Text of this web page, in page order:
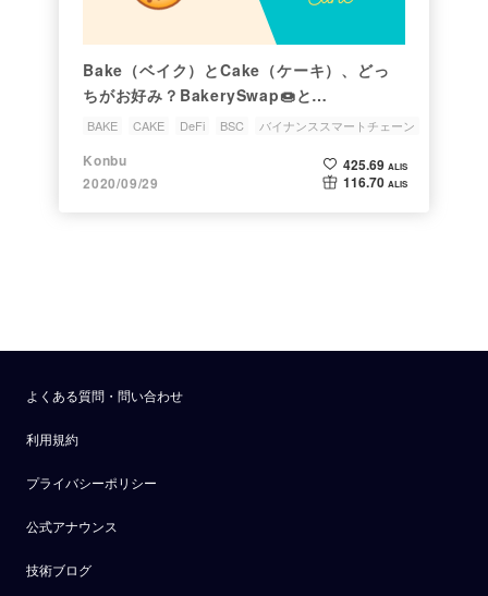
Bake（ベイク）とCake（ケーキ）、どっ
ちがお好み？BakerySwap🍩と
PancakeSwap🥞を解説
BAKE CAKE DeFi BSC バイナンススマートチェーン
Konbu
2020/09/29
425.69 ALIS
116.70 ALIS
よくある質問・問い合わせ
利用規約
プライバシーポリシー
公式アナウンス
技術ブログ